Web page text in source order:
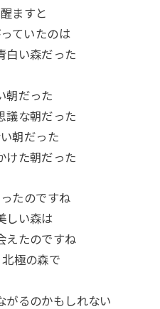
ますと
ていたのは
白い森だった
朝だった
議な朝だった
朝だった
けた朝だった
たのですね
しい森は
えたのですね
極の森で
がるのかもしれない